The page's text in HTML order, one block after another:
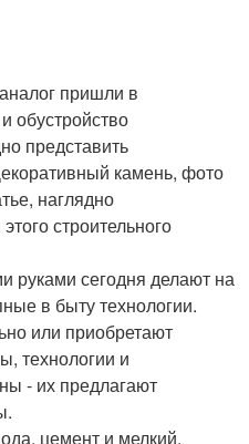
пришли в
обустройство
представить
камень, фото
наглядно
строительного
руками сегодня делают на
в быту технологии.
или приобретают
технологии и
- их предлагают
цемент и мелкий,